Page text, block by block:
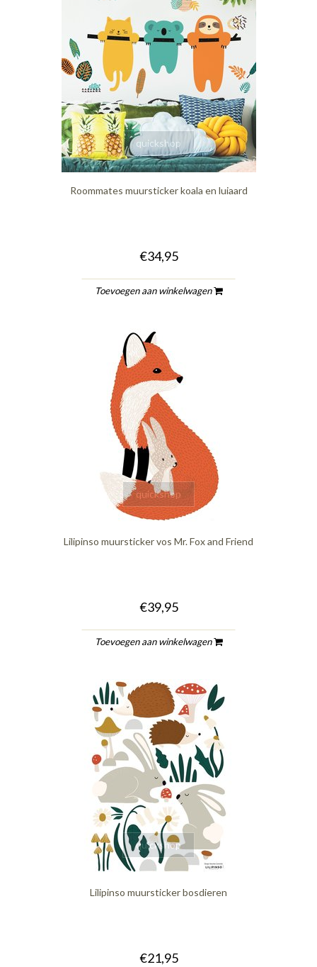
quickshop
Roommates muursticker koala en luiaard
€34,95
Toevoegen aan winkelwagen
quickshop
Lilipinso muursticker vos Mr. Fox and Friend
€39,95
Toevoegen aan winkelwagen
quickshop
Lilipinso muursticker bosdieren
€21,95